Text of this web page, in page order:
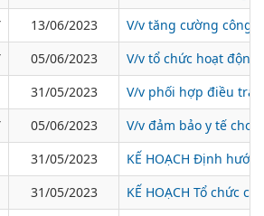
13/06/2023
V/v tăng cường công
05/06/2023
V/v tổ chức hoạt
31/05/2023
V/v phối hợp điều tra
05/06/2023
V/v đảm bảo y tế cho
31/05/2023
KẾ HOẠCH Định
31/05/2023 KẾ HOẠCH Tổ chức